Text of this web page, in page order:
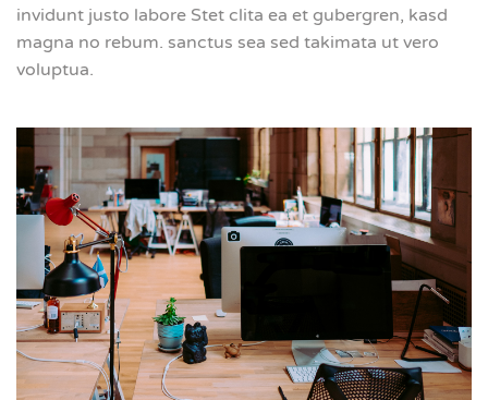
invidunt justo labore Stet clita ea et gubergren, kasd
magna no rebum. sanctus sea sed takimata ut vero
voluptua.